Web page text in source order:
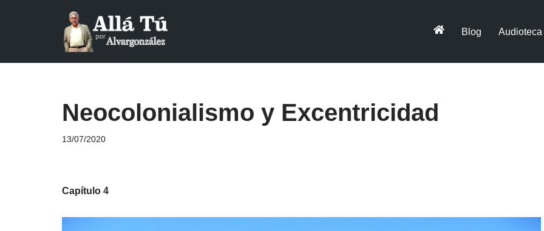
contenido
Blog Audioteca
Neocolonialismo y Excentricidad
13/07/2020
Capítulo 4